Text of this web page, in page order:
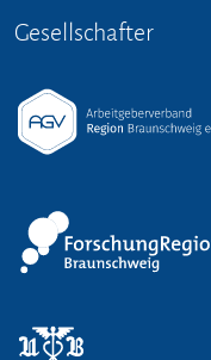
Gesellschafter